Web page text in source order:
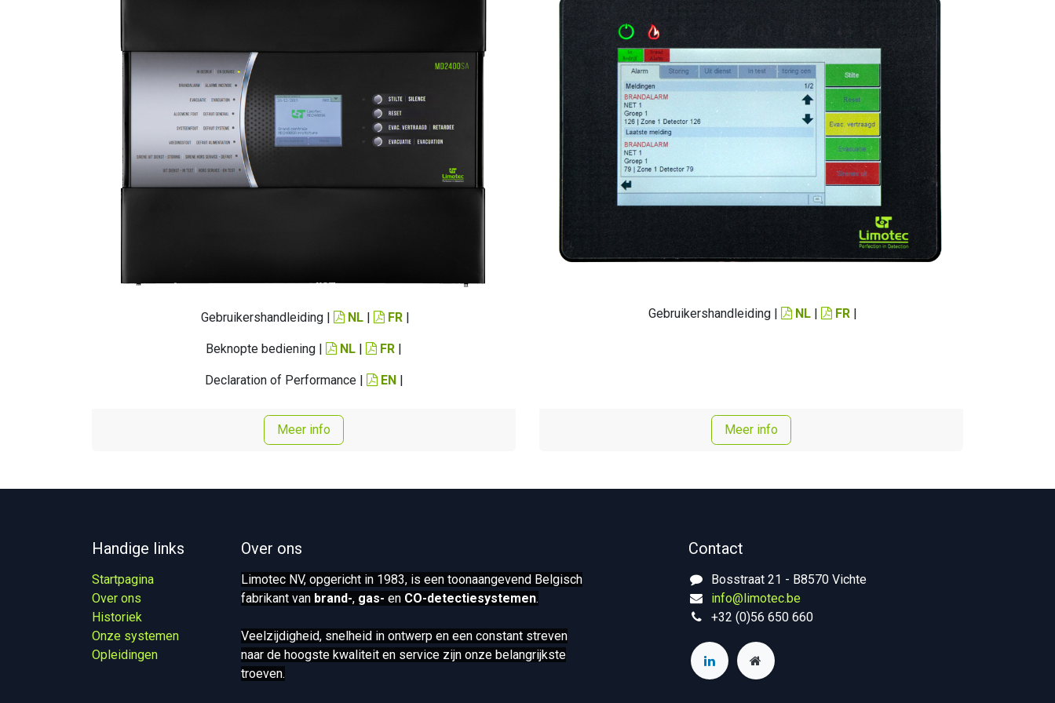
Gebruikershandleiding | NL | FR |
Beknopte bediening | NL | FR |
Declaration of Performance | EN|
Meer info
Gebruikershandleiding | NL FR
Meer info
Handige links
Startpagina
Over ons
Historiek
Onze systemen​
Opleidingen
Over ons
Limotec NV, opgericht in 1983, is een toonaangevend Belgisch
fabrikant van brand-, gas- en CO-detectiesystemen.
Veelzijdigheid, snelheid in ontwerp en een constant streven
naar de hoogste kwaliteit en service zijn onze belangrijkste
troeven.
Contact
Bosstraat 21 - B8570 Vichte
info@limotec.be
+32 (0)56 650 660